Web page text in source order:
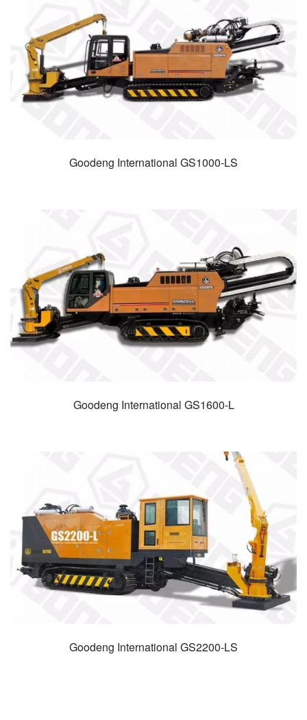
Goodeng International GS1000-LS
Goodeng International GS1600-L
Goodeng International GS2200-LS